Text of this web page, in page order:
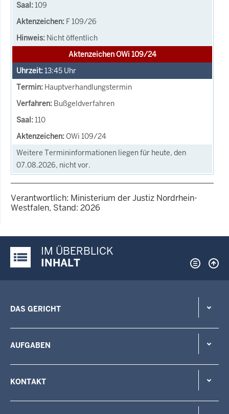
109
F 109/26
Nicht öffentlich
Aktenzeichen OWi 109/24
13:45 Uhr
Hauptverhandlungstermin
Bußgeldverfahren
110
OWi 109/24
Weitere Termininformationen liegen für heute, den
07.08.2026, nicht vor.
Verantwortlich: Ministerium der Justiz Nordrhein-
Westfalen, Stand: 2026
Justiz-Portal im Überblick:
IM ÜBERBLICK
INHALT
DAS GERICHT
AUFGABEN
KONTAKT